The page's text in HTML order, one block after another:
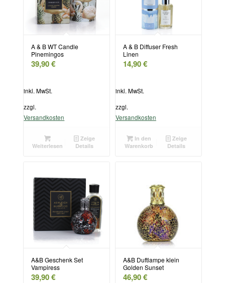
A & B WT Candle
Pinemingos
39,90€
inkl. MwSt.
zzgl.
Versandkosten
Weiterlesen
Zeige
Details
A & B Diffuser Fresh
Linen
14,90€
inkl. MwSt.
zzgl.
Versandkosten
In den
Warenkorb
Zeige
Details
A&B Geschenk Set
Vampiress
39,90€
A&B Duftlampe klein
Golden Sunset
46,90€